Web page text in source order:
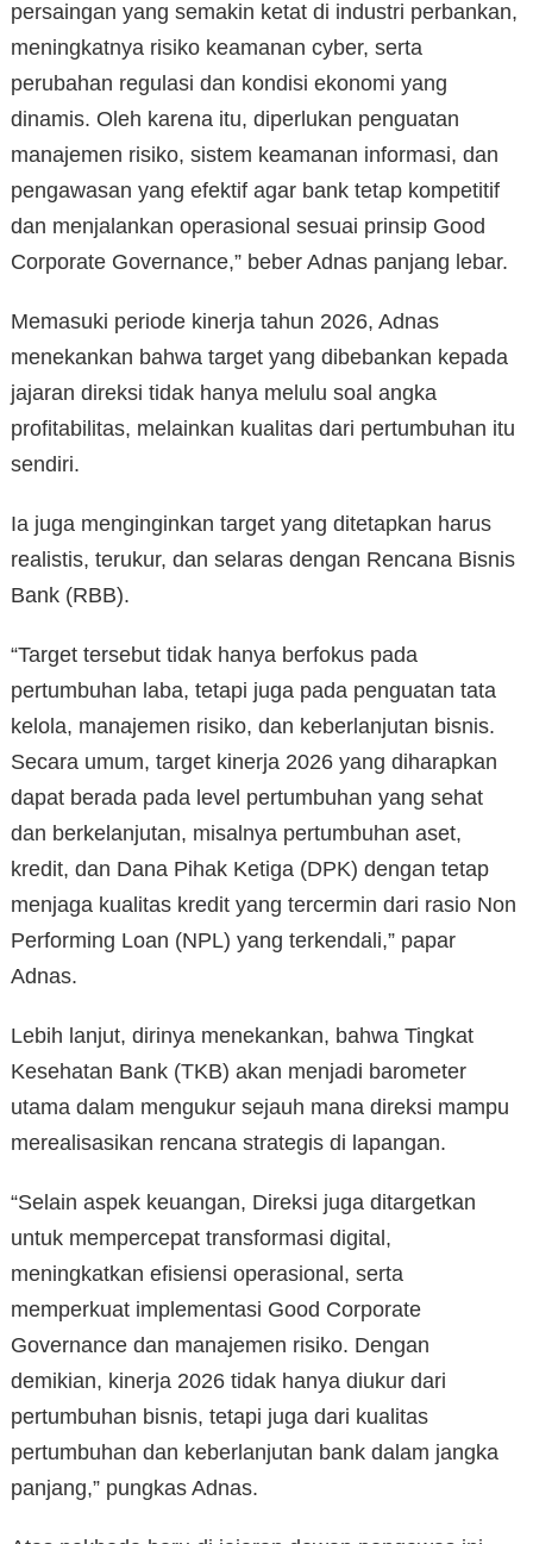
persaingan yang semakin ketat di industri perbankan,
meningkatnya risiko keamanan cyber, serta
perubahan regulasi dan kondisi ekonomi yang
dinamis. Oleh karena itu, diperlukan penguatan
manajemen risiko, sistem keamanan informasi, dan
pengawasan yang efektif agar bank tetap kompetitif
dan menjalankan operasional sesuai prinsip Good
Corporate Governance,” beber Adnas panjang lebar.
Memasuki periode kinerja tahun 2026, Adnas
menekankan bahwa target yang dibebankan kepada
jajaran direksi tidak hanya melulu soal angka
profitabilitas, melainkan kualitas dari pertumbuhan itu
sendiri.
Ia juga menginginkan target yang ditetapkan harus
realistis, terukur, dan selaras dengan Rencana Bisnis
Bank (RBB).
“Target tersebut tidak hanya berfokus pada
pertumbuhan laba, tetapi juga pada penguatan tata
kelola, manajemen risiko, dan keberlanjutan bisnis.
Secara umum, target kinerja 2026 yang diharapkan
dapat berada pada level pertumbuhan yang sehat
dan berkelanjutan, misalnya pertumbuhan aset,
kredit, dan Dana Pihak Ketiga (DPK) dengan tetap
menjaga kualitas kredit yang tercermin dari rasio Non
Performing Loan (NPL) yang terkendali,” papar
Adnas.
Lebih lanjut, dirinya menekankan, bahwa Tingkat
Kesehatan Bank (TKB) akan menjadi barometer
utama dalam mengukur sejauh mana direksi mampu
merealisasikan rencana strategis di lapangan.
“Selain aspek keuangan, Direksi juga ditargetkan
untuk mempercepat transformasi digital,
meningkatkan efisiensi operasional, serta
memperkuat implementasi Good Corporate
Governance dan manajemen risiko. Dengan
demikian, kinerja 2026 tidak hanya diukur dari
pertumbuhan bisnis, tetapi juga dari kualitas
pertumbuhan dan keberlanjutan bank dalam jangka
panjang,” pungkas Adnas.